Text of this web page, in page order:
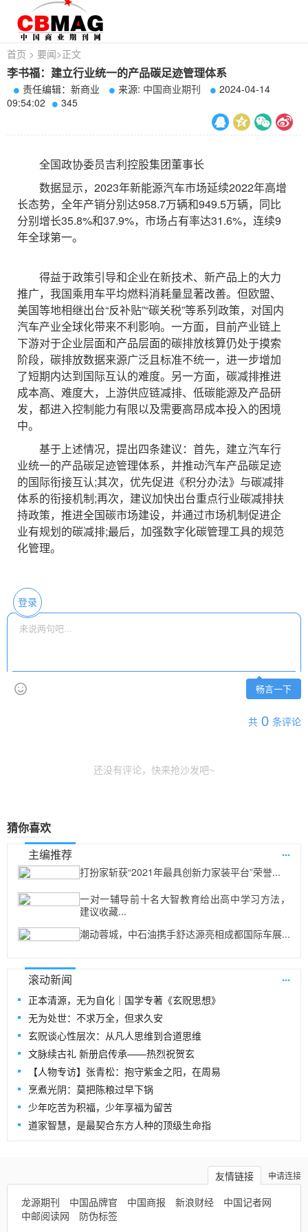
首页 > 要闻>正文
李书福：建立行业统一的产品碳足迹管理体系
责任编辑：新商业 来源: 中国商业期刊
2024-04-14
09:54:02
345
全国政协委员吉利控股集团董事长
数据显示，2023年新能源汽车市场延续2022年高增
长态势，全年产销分别达958.7万辆和949.5万辆，同比
分别增长35.8%和37.9%，市场占有率达31.6%，连续9
年全球第一。
得益于政策引导和企业在新技术、新产品上的大力
推广，我国乘用车平均燃料消耗量显著改善。但欧盟、
美国等地相继出台“反补贴”“碳关税”等系列政策，对国内
汽车产业全球化带来不利影响。一方面，目前产业链上
下游对于企业层面和产品层面的碳排放核算仍处于摸索
阶段，碳排放数据来源广泛且标准不统一，进一步增加
了短期内达到国际互认的难度。另一方面，碳减排推进
成本高、难度大，上游供应链减排、低碳能源及产品研
发，都进入控制能力有限以及需要高昂成本投入的困境
中。
基于上述情况，提出四条建议：首先，建立汽车行
业统一的产品碳足迹管理体系，并推动汽车产品碳足迹
的国际衔接互认;其次，优先促进《积分办法》与碳减排
体系的衔接机制;再次，建议加快出台重点行业碳减排扶
持政策，推进全国碳市场建设，并通过市场机制促进企
业有规划的碳减排;最后，加强数字化碳管理工具的规范
化管理。
登录
畅言一下
共 0 条评论
还没有评论，快来抢沙发吧~
猜你喜欢
主编推荐
...
打扮家斩获“2021年最具创新力家装平台”荣誉...
一对一辅导前十名大智教育给出高中学习方法，
建议收藏...
潮动蓉城，中石油携手舒达源亮相成都国际车展...
滚动新闻 ...
正本清源，无为自化｜国学专著《玄贶思想》
无为处世：不求万全，但求久安
玄贶谈心性层次：从凡人思维到合道思维
文脉续古礼 新册启传承——热烈祝贺玄
【人物专访】张青松：抱守紫金之阳，在周易
烹煮光阴：莫把陈粮过早下锅
少年吃苦为积福，少年享福为留苦
道家智慧，是最契合东方人种的顶级生命指
申请连接
友情链接
龙源期刊
中国品牌官 中国商报 新浪财经
中国记者网
中邮阅读网
防伪标签